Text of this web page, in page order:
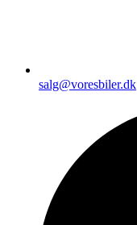
salg@voresbiler.dk